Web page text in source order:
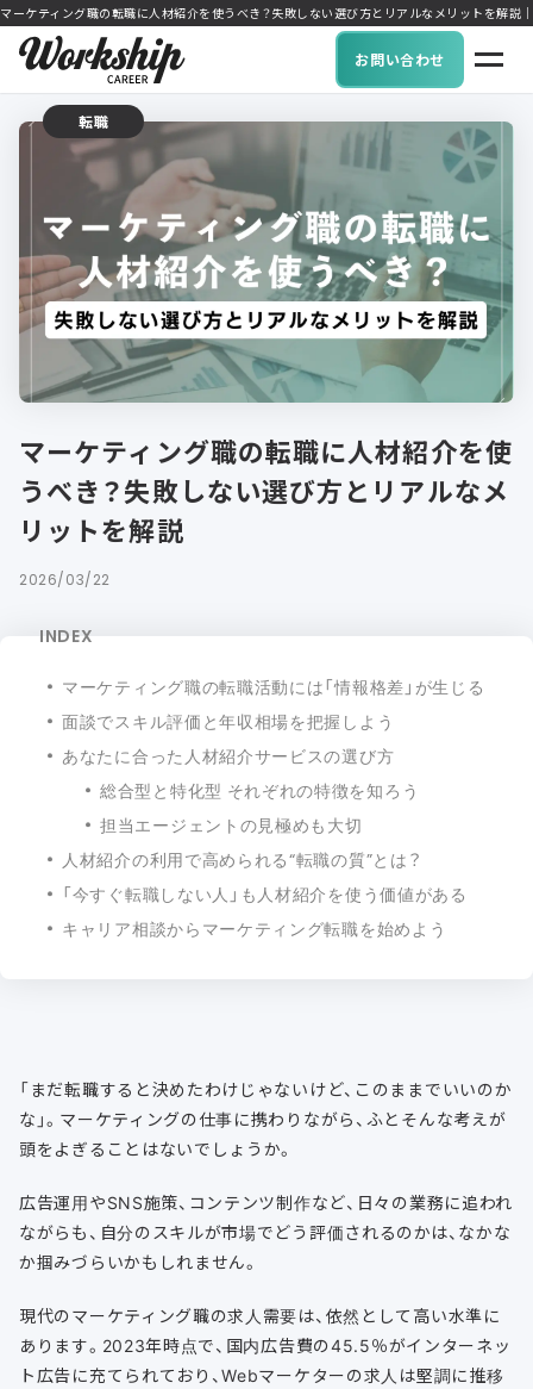
マーケティング職の転職に人材紹介を使うべき？失敗しない選び方とリアルなメリットを解説
お問い合わせ
転職
マーケティング職の転職に人材紹介を使
うべき？失敗しない選び方とリアルなメ
リットを解説
2026/03/22
INDEX
マーケティング職の転職活動には「情報格差」が生じる
面談でスキル評価と年収相場を把握しよう
あなたに合った人材紹介サービスの選び方
総合型と特化型 それぞれの特徴を知ろう
担当エージェントの見極めも大切
人材紹介の利用で高められる“転職の質”とは？
「今すぐ転職しない人」も人材紹介を使う価値がある
キャリア相談からマーケティング転職を始めよう
「まだ転職すると決めたわけじゃないけど、このままでいいのか
な」。マーケティングの仕事に携わりながら、ふとそんな考えが
頭をよぎることはないでしょうか。
広告運用やSNS施策、コンテンツ制作など、日々の業務に追われ
ながらも、自分のスキルが市場でどう評価されるのかは、なかな
か掴みづらいかもしれません。
現代のマーケティング職の求人需要は、依然として高い水準に
あります。2023年時点で、国内広告費の45.5％がインターネッ
ト広告に充てられており、Webマーケターの求人は堅調に推移